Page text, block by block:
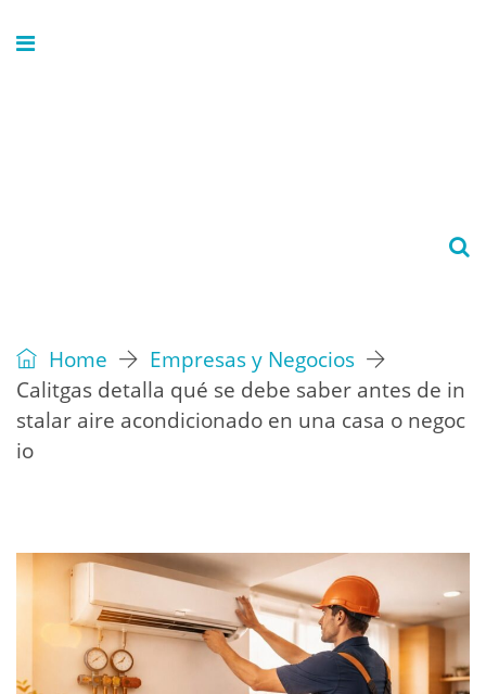
Home
Empresas y Negocios
Calitgas detalla qué se debe saber antes de in
stalar aire acondicionado en una casa o negoc
io